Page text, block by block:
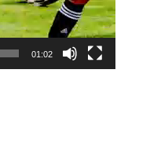
01:02